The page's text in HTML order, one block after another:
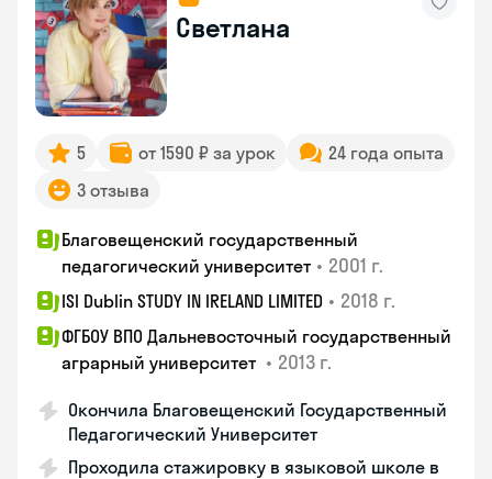
Светлана
5 от 1590 ₽ за урок
24 года опыта
3 отзыва
Благовещенский государственный
педагогический университет • 2001 г.
ISI Dublin STUDY IN IRELAND LIMITED • 2018 г.
ФГБОУ ВПО Дальневосточный государственный
аграрный университет • 2013 г.
Окончила Благовещенский Государственный
Педагогический Университет
Проходила стажировку в языковой школе в